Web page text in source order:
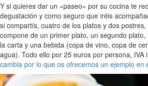
Y si quieres dar un «paseo» por su cocina te
degustación y como seguro que iréis
si compartís, cuatro de los platos y dos
compone de un primer plato, un segundo
la carta y una bebida (copa de vino, copa de
agua). Todo ello por 25 euros por persona, IVA
cambia por lo que os ofrecemos un ejemplo en